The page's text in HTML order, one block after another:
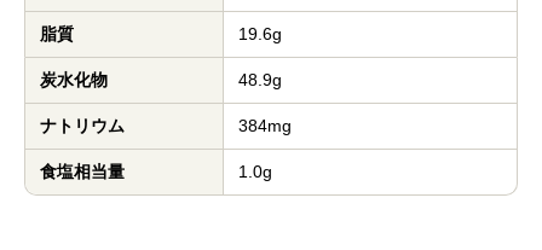
脂質 19.6g
炭水化物 48.9g
ナトリウム 384mg
食塩相当量 1.0g